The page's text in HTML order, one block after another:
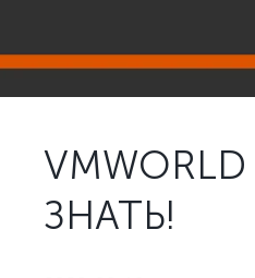
ЗНАТЬ!